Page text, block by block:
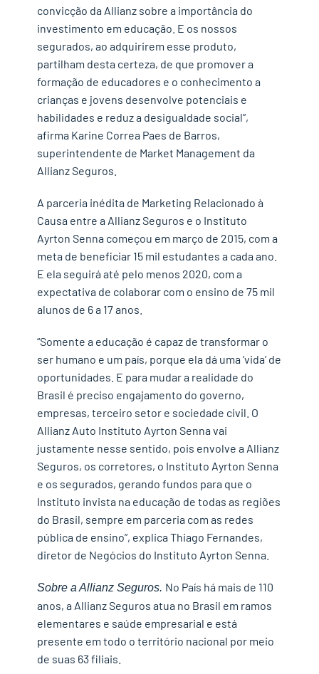
convicção da Allianz sobre a importância do
investimento em educação. E os nossos
segurados, ao adquirirem esse produto,
partilham desta certeza, de que promover a
formação de educadores e o conhecimento a
crianças e jovens desenvolve potenciais e
habilidades e reduz a desigualdade social”,
afirma Karine Correa Paes de Barros,
superintendente de Market Management da
Allianz Seguros.
A parceria inédita de Marketing Relacionado à
Causa entre a Allianz Seguros e o Instituto
Ayrton Senna começou em março de 2015, com a
meta de beneficiar 15 mil estudantes a cada ano.
E ela seguirá até pelo menos 2020, com a
expectativa de colaborar com o ensino de 75 mil
alunos de 6 a 17 anos.
“Somente a educação é capaz de transformar o
ser humano e um país, porque ela dá uma ‘vida’ de
oportunidades. E para mudar a realidade do
Brasil é preciso engajamento do governo,
empresas, terceiro setor e sociedade civil. O
Allianz Auto Instituto Ayrton Senna vai
justamente nesse sentido, pois envolve a Allianz
Seguros, os corretores, o Instituto Ayrton Senna
e os segurados, gerando fundos para que o
Instituto invista na educação de todas as regiões
do Brasil, sempre em parceria com as redes
pública de ensino”, explica Thiago Fernandes,
diretor de Negócios do Instituto Ayrton Senna.
Sobre a Allianz Seguros. No País há mais de 110
anos, a Allianz Seguros atua no Brasil em ramos
elementares e saúde empresarial e está
presente em todo o território nacional por meio
de suas 63 filiais.